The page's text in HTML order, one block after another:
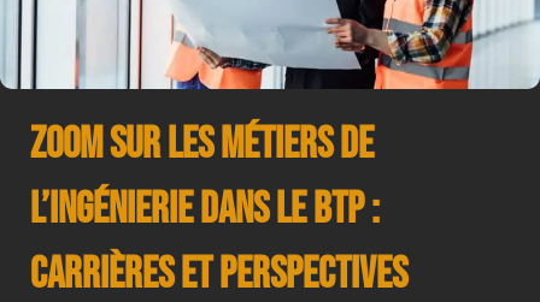
Zoom sur les Métiers de
l’Ingénierie dans le BTP :
Carrières et Perspectives